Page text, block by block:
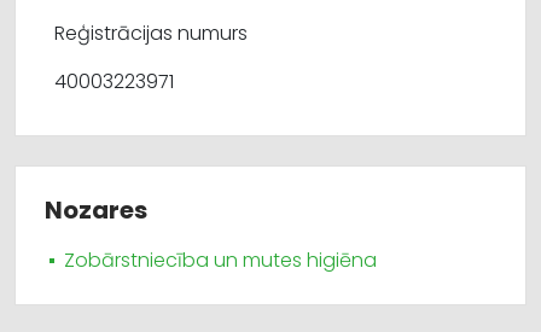
Reģistrācijas numurs
40003223971
Nozares
Zobārstniecība un mutes higiēna